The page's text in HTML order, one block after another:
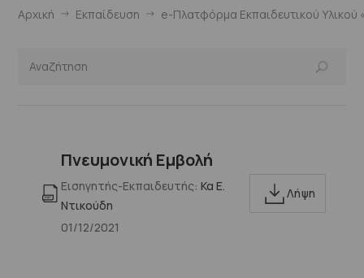
Αρχική Εκπαίδευση e-Πλατφόρμα Εκπαιδευτικού Υλικού
Πνευμονική Εμβολή
Εισηγητής-Εκπαιδευτής: Κα Ε.
Ντικούδη
01/12/2021
Λήψη